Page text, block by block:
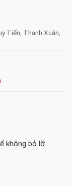
Tiến, Thanh Xuân,
không bỏ lỡ